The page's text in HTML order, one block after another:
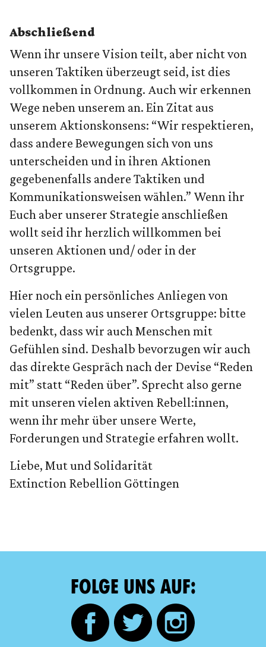
Abschließend
Wenn ihr unsere Vision teilt, aber nicht von
unseren Taktiken überzeugt seid, ist dies
vollkommen in Ordnung. Auch wir erkennen
Wege neben unserem an. Ein Zitat aus
unserem Aktionskonsens: “Wir respektieren,
dass andere Bewegungen sich von uns
unterscheiden und in ihren Aktionen
gegebenenfalls andere Taktiken und
Kommunikationsweisen wählen.” Wenn ihr
Euch aber unserer Strategie anschließen
wollt seid ihr herzlich willkommen bei
unseren Aktionen und/ oder in der
Ortsgruppe.
Hier noch ein persönliches Anliegen von
vielen Leuten aus unserer Ortsgruppe: bitte
bedenkt, dass wir auch Menschen mit
Gefühlen sind. Deshalb bevorzugen wir auch
das direkte Gespräch nach der Devise “Reden
mit” statt “Reden über”. Sprecht also gerne
mit unseren vielen aktiven Rebell:innen,
wenn ihr mehr über unsere Werte,
Forderungen und Strategie erfahren wollt.
Liebe, Mut und Solidarität
Extinction Rebellion Göttingen
FOLGE UNS AUF: